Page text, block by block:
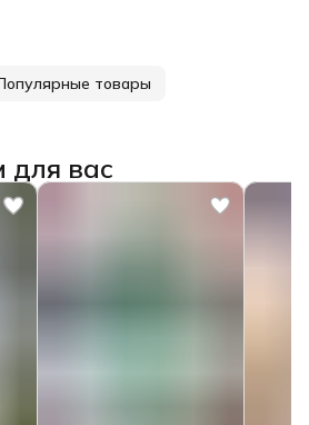
товары
для вас